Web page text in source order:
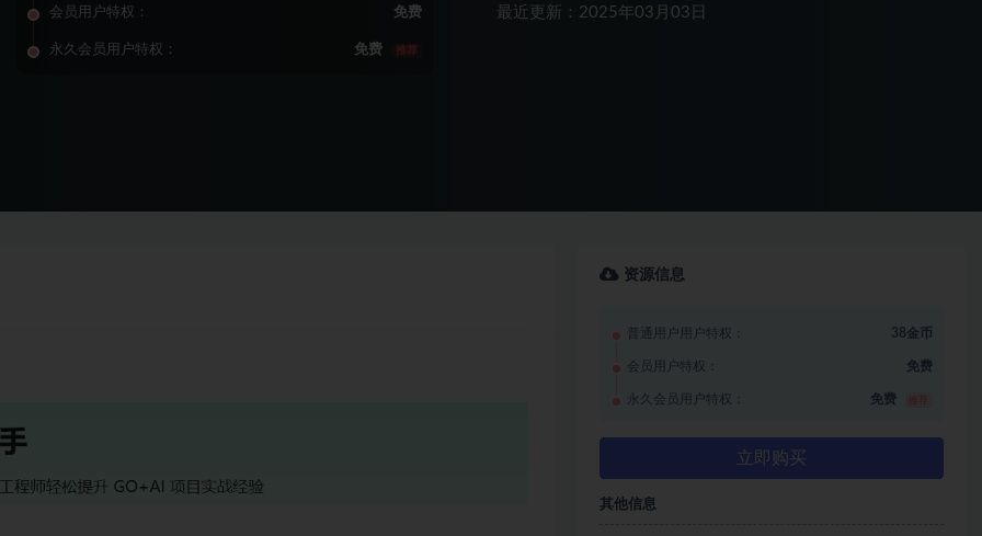
会员用户特权： 免费
永久会员用户特权： 免费 推荐
最近更新：2025年03月03日
资源信息
普通用户用户特权： 38金币
会员用户特权： 免费
永久会员用户特权： 免费
立即购买
其他信息